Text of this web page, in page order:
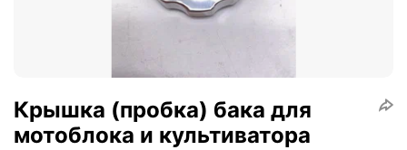
Крышка (пробка) бака для
мотоблока и культиватора